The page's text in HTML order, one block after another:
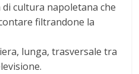
cultura napoletana che
filtrandone la
lunga, trasversale tra